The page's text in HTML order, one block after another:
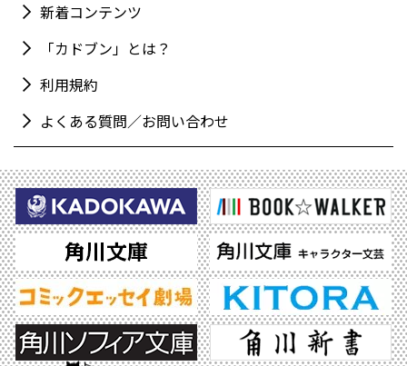
新着コンテンツ
「カドブン」とは？
利用規約
よくある質問／お問い合わせ